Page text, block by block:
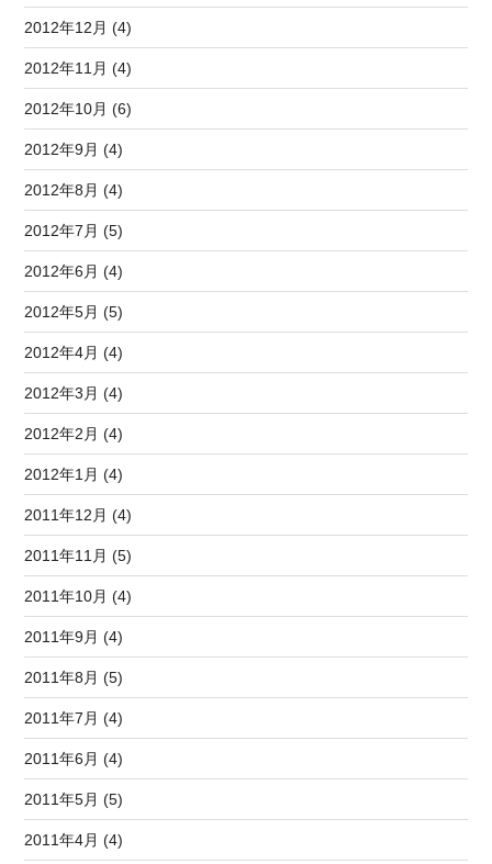
2012年12月 (4)
2012年11月 (4)
2012年10月 (6)
2012年9月 (4)
2012年8月 (4)
2012年7月 (5)
2012年6月 (4)
2012年5月 (5)
2012年4月 (4)
2012年3月 (4)
2012年2月 (4)
2012年1月 (4)
2011年12月 (4)
2011年11月 (5)
2011年10月 (4)
2011年9月 (4)
2011年8月 (5)
2011年7月 (4)
2011年6月 (4)
2011年5月 (5)
2011年4月 (4)